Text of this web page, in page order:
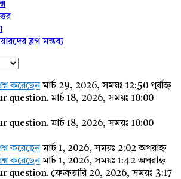
ব্লগ মন্তব্য
করেছেন মার্চ 29, 2026, সময়ঃ 12:50 পূর্বাহ্ন
question. মার্চ 18, 2026, সময়ঃ 10:00
question. মার্চ 18, 2026, সময়ঃ 10:00
করেছেন মার্চ 1, 2026, সময়ঃ 2:02 অপরাহ্ন
করেছেন মার্চ 1, 2026, সময়ঃ 1:42 অপরাহ্ন
question. ফেব্রুয়ারি 20, 2026, সময়ঃ 3:17